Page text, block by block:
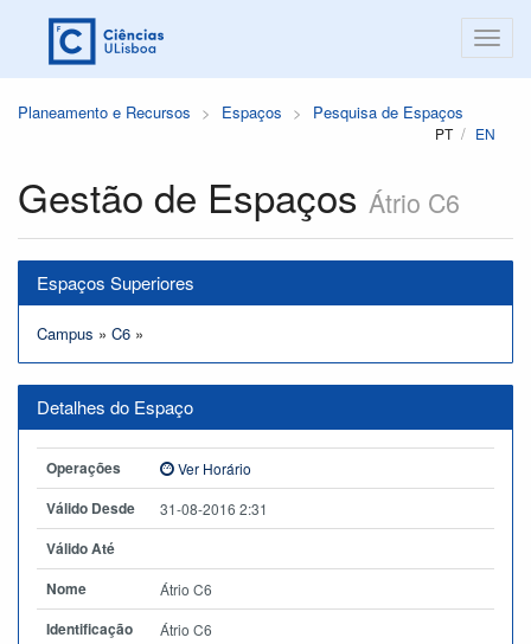
Planeamento e Recursos Espaços Pesquisa de Espaços
PT EN
Gestão de Espaços Átrio C6
Espaços Superiores
Campus » C6 »
Detalhes do Espaço
Operações Ver Horário
Válido Desde 31-08-2016 2:31
Válido Até
Nome
Átrio C6
Identificação Átrio C6